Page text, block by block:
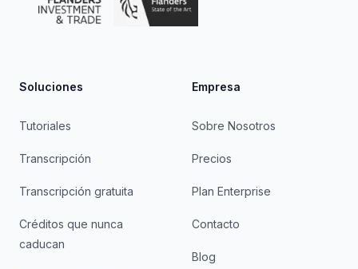
Soluciones
Tutoriales
Transcripción
Transcripción gratuita
Créditos que nunca
caducan
Empresa
Sobre Nosotros
Precios
Plan Enterprise
Contacto
Blog